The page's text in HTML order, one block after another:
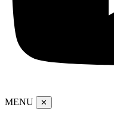
MENU ✕